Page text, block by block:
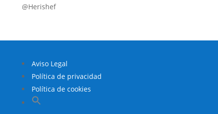
@Herishef
Aviso Legal
Política de privacidad
Política de cookies
Buscar: